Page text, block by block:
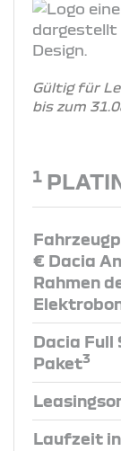
Gültig für
bis zum
1
€ Dacia
Rahmen
Dacia Full
Paket3
Laufzeit